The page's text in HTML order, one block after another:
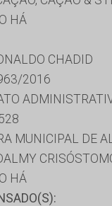
HÁ
CHADID
2016
MUNICIPAL DE
HÁ